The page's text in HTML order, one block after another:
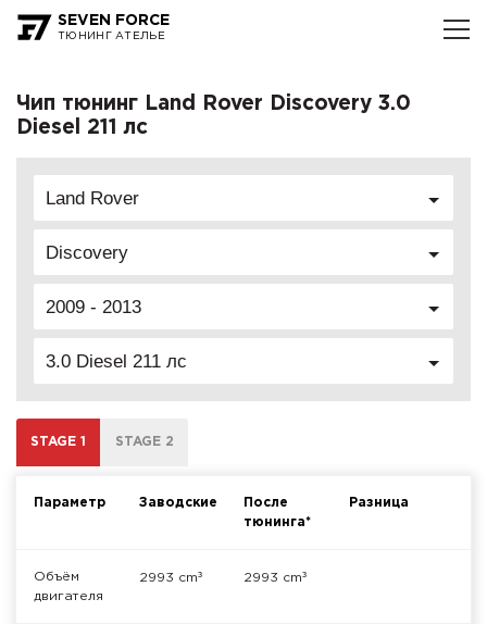
SEVEN FORCE
ТЮНИНГ АТЕЛЬЕ
Чип тюнинг Land Rover Discovery 3.0
Diesel 211 лс
Land Rover
Discovery
2009 - 2013
3.0 Diesel 211 лс
STAGE 1 STAGE 2
Параметр Заводские
После
тюнинга*
Разница
Объём
двигателя
2993 cm³ 2993 cm³